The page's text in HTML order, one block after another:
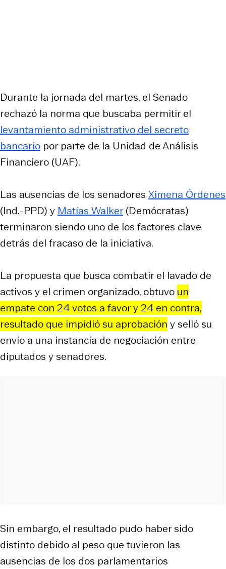
Durante la jornada del martes, el Senado
rechazó la norma que buscaba permitir el
levantamiento administrativo del secreto
bancario por parte de la Unidad de Análisis
Financiero (UAF).
Las ausencias de los senadores Ximena Órdenes
(Ind.-PPD) y Matías Walker(Demócratas)
terminaron siendo uno de los factores clave
detrás del fracaso de la iniciativa.
La propuesta que busca combatir el lavado de
activos y el crimen organizado, obtuvo un
empate con 24 votos a favor y 24 en contra,
resultado que impidió su aprobación y selló su
envío a una instancia de negociación entre
diputados y senadores.
Sin embargo, el resultado pudo haber sido
distinto debido al peso que tuvieron las
ausencias de los dos parlamentarios